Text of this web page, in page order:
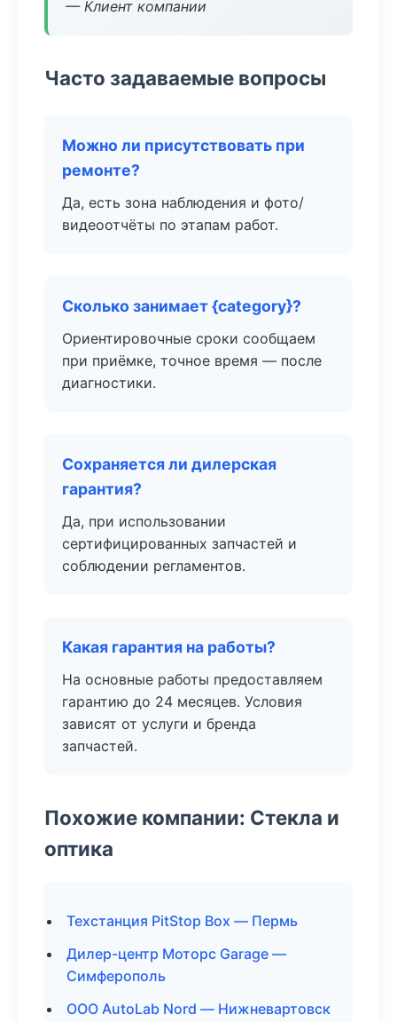
— Клиент компании
Часто задаваемые вопросы
Можно ли присутствовать при
ремонте?
Да, есть зона наблюдения и фото/
видеоотчёты по этапам работ.
Сколько занимает {category}?
Ориентировочные сроки сообщаем
при приёмке, точное время — после
диагностики.
Сохраняется ли дилерская
гарантия?
Да, при использовании
сертифицированных запчастей и
соблюдении регламентов.
Какая гарантия на работы?
На основные работы предоставляем
гарантию до 24 месяцев. Условия
зависят от услуги и бренда
запчастей.
Похожие компании: Стекла и
оптика
Техстанция PitStop Box — Пермь
Дилер-центр Моторс Garage —
Симферополь
ООО AutoLab Nord — Нижневартовск